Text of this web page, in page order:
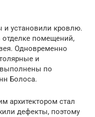
и установили кровлю.
помещений,
Одновременно
и
выполнены по
Болоса.
архитектором стал
дефекты, поэтому